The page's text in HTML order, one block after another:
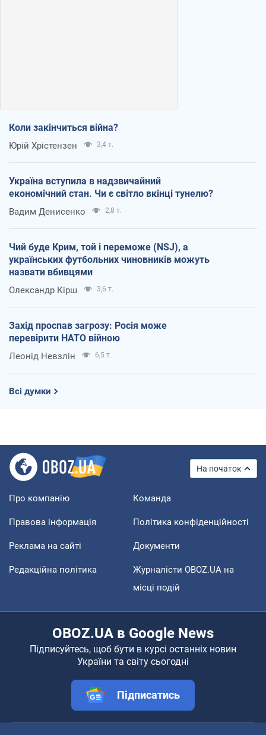
Коли закінчиться війна?
Юрій Хрістензен 3,4 т.
Україна вступила в надзвичайний
економічний стан. Чи є світло вкінці тунелю?
Вадим Денисенко 2,8 т.
Чий буде Крим, той і переможе (NSJ), а
українських футбольних чиновників можуть
назвати вбивцями
Олександр Кірш 3,6 т.
Захід проспав загрозу: Росія може
перевірити НАТО війною
Леонід Невзлін 6,5 т.
Всі думки
На початок
Про компанію Команда
Правова інформація Політика конфіденційності
Реклама на сайті Документи
Редакційна політика
Журналісти OBOZ.UA на
місці подій
OBOZ.UA в Google News
Підписуйтесь, щоб бути в курсі останніх новин
України та світу сьогодні
Підписатись